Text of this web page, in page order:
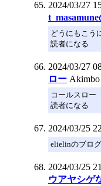
2024/03/27
どうにもこう
読者になる
2024/03/27
ロー Akimbo
コールスロー
読者になる
2024/03/25
elielinのブログ
2024/03/25
ウアヤシゲ